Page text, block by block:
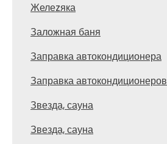
Желеzяка
Заложная баня
Заправка автокондиционера
Заправка автокондиционеров
Звезда, сауна
Звезда, сауна